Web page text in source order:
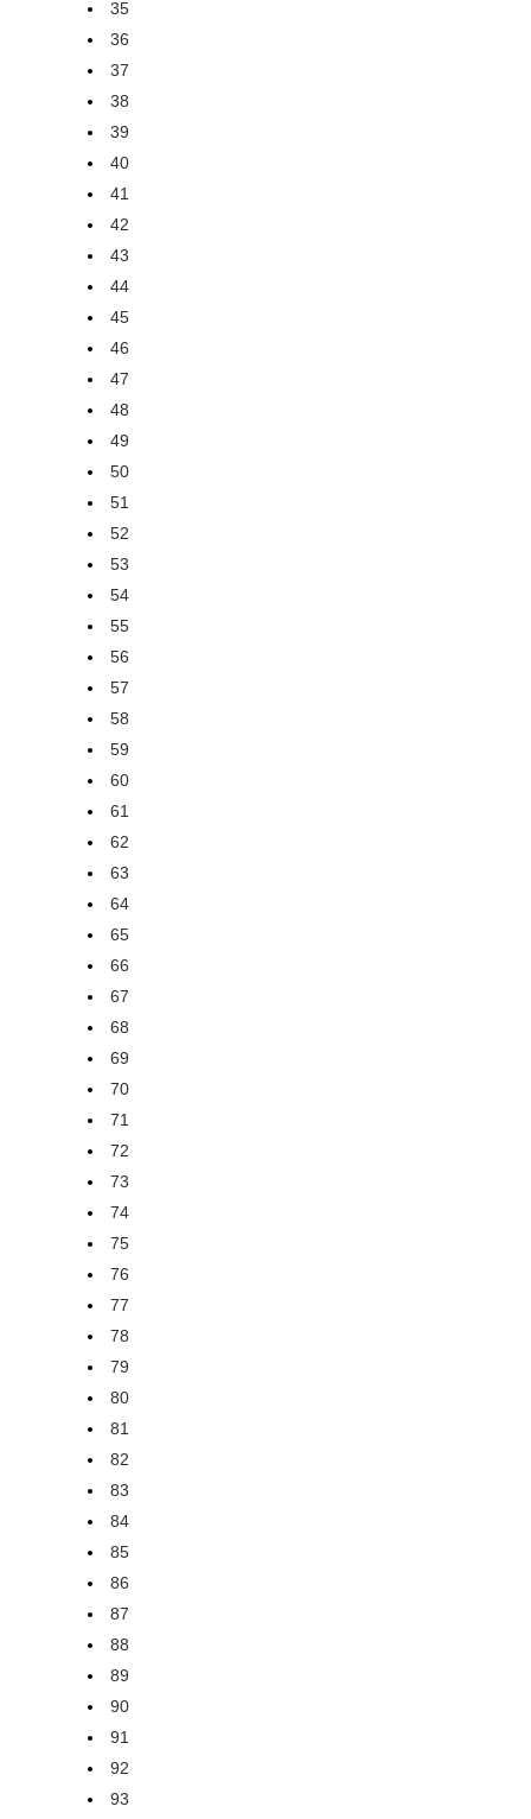
35
36
37
38
39
40
41
42
43
44
45
46
47
48
49
50
51
52
53
54
55
56
57
58
59
60
61
62
63
64
65
66
67
68
69
70
71
72
73
74
75
76
77
78
79
80
81
82
83
84
85
86
87
88
89
90
91
92
93